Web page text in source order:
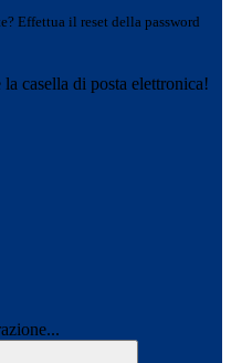
Effettua il reset della password
casella di posta elettronica!